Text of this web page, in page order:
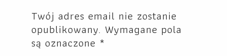
Twój adres email nie zostanie
opublikowany. Wymagane pola
są oznaczone *